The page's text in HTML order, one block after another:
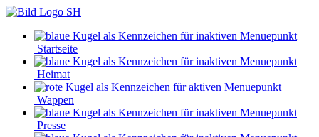
Startseite
Heimat
Wappen
Presse